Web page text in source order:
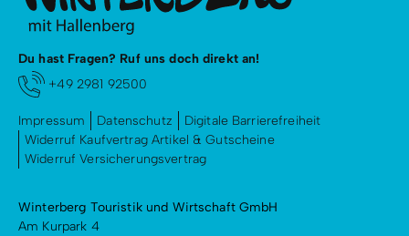
Du hast Fragen? Ruf uns doch direkt an!
+49 2981 92500
Impressum Datenschutz
Digitale Barrierefreiheit
Widerruf Kaufvertrag Artikel & Gutscheine
Widerruf Versicherungsvertrag
Winterberg Touristik und Wirtschaft GmbH
Am Kurpark 4